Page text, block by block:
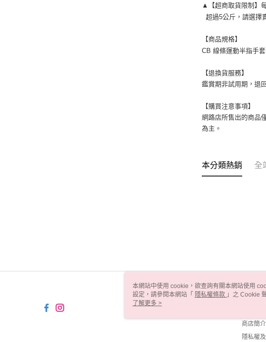
▲【超商取貨限制】
超過5公斤，請選
【商品規格】
CB 線條運動半指手
【退換貨服務】
鑑賞期非試用期，退
【購買注意事項】
網路店所售出的商品
為主。
本分類熱銷 全
關於
商店簡介
隱私權
本網站中使用 cookie，欲查詢有關本網站使用
設定，請參閱本網站「 隱私權條款 」之 Cookie
使用 cookie。
了解更多 >